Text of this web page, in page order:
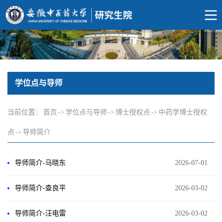
学位点与导师
当前位置： 首页 -> 学位点与导师-> 博士授权点 -> 中药学博士授权
点 -> 导师简介
2026-07-01
导师简介-马晓东
2026-03-02
导师简介-查良平
2026-03-02
导师简介-汪电雷